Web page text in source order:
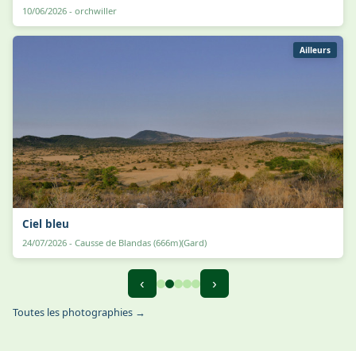
10/06/2026 - orchwiller
Ailleurs
Ciel bleu
24/07/2026 - Causse de Blandas (666m)(Gard)
‹ ›
Toutes les photographies →